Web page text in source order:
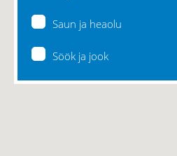
Saun ja heaolu
Söök ja jook